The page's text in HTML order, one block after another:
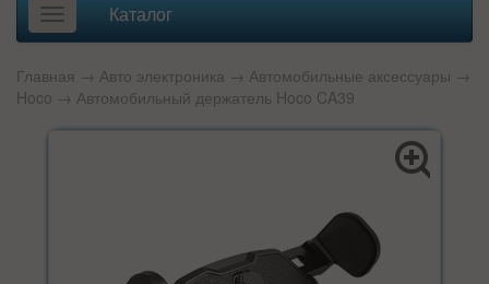
Toggle
navigation
Каталог
Главная → Авто электроника → Автомобильные аксессуары →
Hoco → Автомобильный держатель Hoco CA39